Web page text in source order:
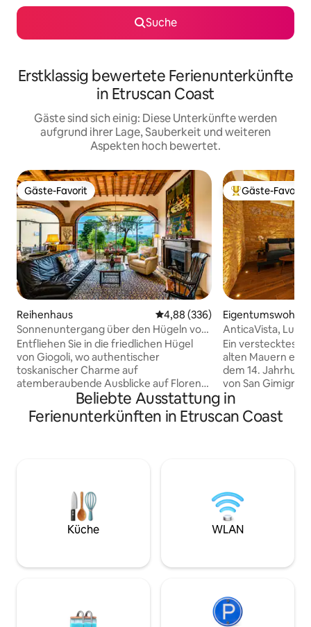
Suche
Erstklassig bewertete Ferienunterkünfte
in Etruscan Coast
Gäste sind sich einig: Diese Unterkünfte werden
aufgrund ihrer Lage, Sauberkeit und weiteren
Aspekten hoch bewertet.
Gäste-Favorit
Gäste-Favorit
Reihenhaus Durchschnittliche Bewertung:
4,88 (336)
Sonnenuntergang über den Hügeln von
Florenz • Giogoli
Entfliehen Sie in die friedlichen Hügel
von Giogoli, wo authentischer
toskanischer Charme auf
atemberaubende Ausblicke auf Florenz
trifft. Dieses elegante Haus liegt nur 15
Minuten vom Stadtzentrum und der
Chianti-Landschaft entfernt und ist der
der umliegenden Landschaft zu
genießen. Umgeben von Natur, aber in
der Nähe der berühmtesten Orte der
Region, ist es der ideale Rückzugsort für
Beliebter Gäste-
Gäste-Favorit
AnticaVista,
Blick
Ein verstecktes
alten Mauern
dem 14.
von San
Weltkulturerbe
einzigartigen
auf moderne
auf den
eingerahmt von
die San
„Mittelalterliches
Beliebte Ausstattung in
Ferienunterkünften in Etruscan Coast
Küche WLAN